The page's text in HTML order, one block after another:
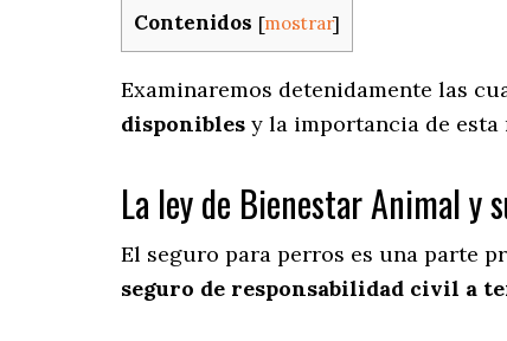
Contenidos [mostrar]
Examinaremos detenidamente las
disponibles y la importancia de esta
La ley de Bienestar Animal y
El seguro para perros es una parte
seguro de responsabilidad civil a